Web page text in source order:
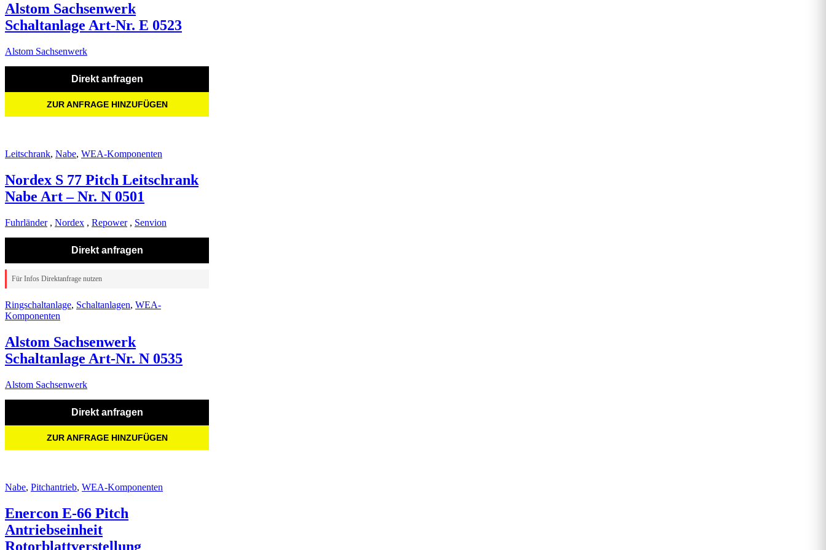
Alstom Sachsenwerk
Schaltanlage Art-Nr. E 0523
Alstom Sachsenwerk
Direkt anfragen
ZUR ANFRAGE HINZUFÜGEN
Leitschrank, Nabe, WEA-Komponenten
Nordex S 77 Pitch Leitschrank
Nabe Art – Nr. N 0501
Fuhrländer, Nordex , Repower, Senvion
Direkt anfragen
Für Infos Direktanfrage nutzen
Ringschaltanlage, Schaltanlagen, WEA-
Komponenten
Alstom Sachsenwerk
Schaltanlage Art-Nr. N 0535
Alstom Sachsenwerk
Direkt anfragen
ZUR ANFRAGE HINZUFÜGEN
Nabe, Pitchantrieb, WEA-Komponenten
Enercon E-66 Pitch
Antriebseinheit
Rotorblattverstellung